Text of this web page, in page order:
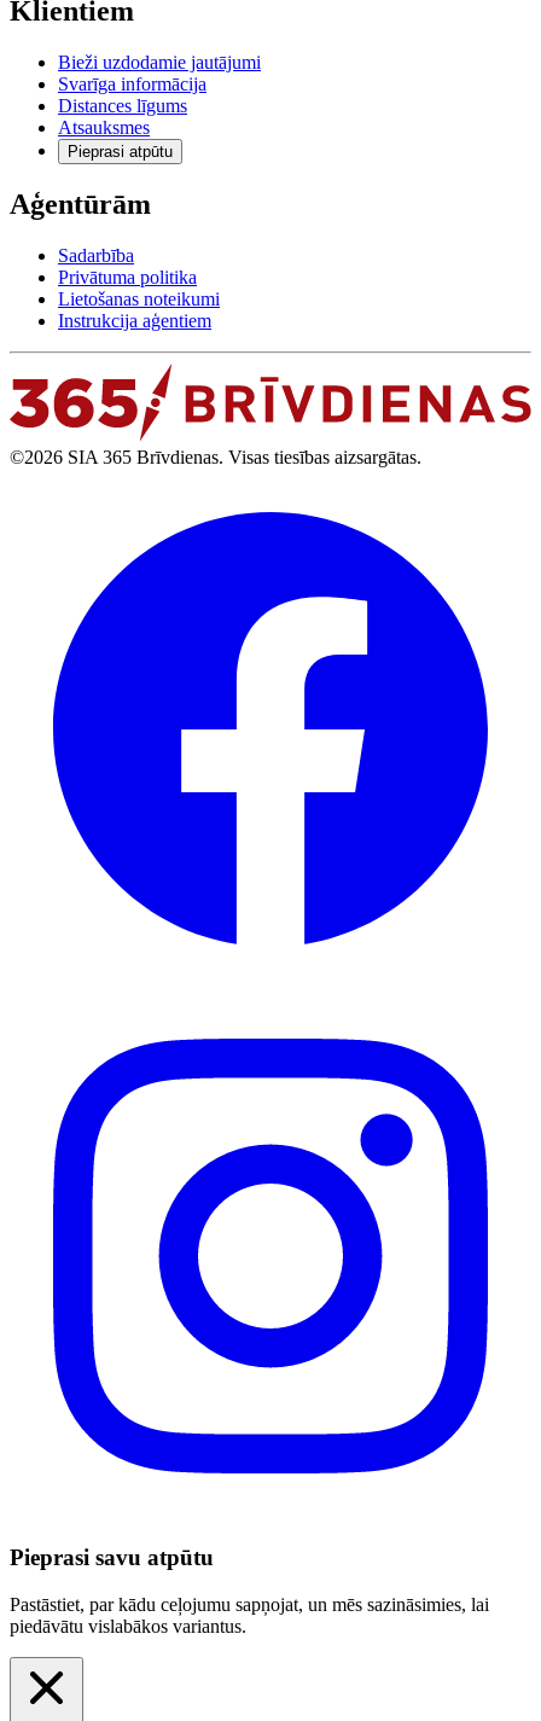
Klientiem
Bieži uzdodamie jautājumi
Svarīga informācija
Distances līgums
Atsauksmes
Pieprasi atpūtu
Aģentūrām
Sadarbība
Privātuma politika
Lietošanas noteikumi
Instrukcija aģentiem
©2026 SIA 365 Brīvdienas. Visas tiesības aizsargātas.
Pieprasi savu atpūtu
Pastāstiet, par kādu ceļojumu sapņojat, un mēs sazināsimies, lai
piedāvātu vislabākos variantus.